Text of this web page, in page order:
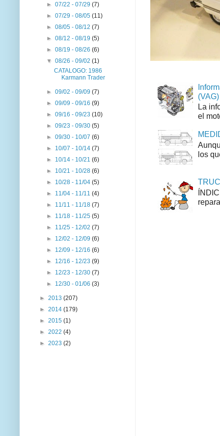
(VAG)
La
el
los
►07/22 - 07/29(7)
►07/29 - 08/05(11)
►08/05 - 08/12(7)
►08/12 - 08/19(5)
►08/19 - 08/26(6)
▼08/26 - 09/02(1)
CATALOGO: 1986
Karmann Trader
►09/02 - 09/09(7)
►09/09 - 09/16(9)
►09/16 - 09/23(10)
►09/23 - 09/30(5)
►09/30 - 10/07(6)
► 10/07 - 10/14(7)
► 10/14 - 10/21(6)
► 10/21 - 10/28(6)
► 10/28 - 11/04(5)
► 11/04 - 11/11(4)
► 11/11 - 11/18(7)
► 11/18 - 11/25(5)
► 11/25 - 12/02(7)
► 12/02 - 12/09(6)
► 12/09 - 12/16(6)
► 12/16 - 12/23(9)
► 12/23 - 12/30(7)
► 12/30 - 01/06(3)
► 2013 (207)
► 2014 (179)
► 2015 (1)
► 2022 (4)
► 2023 (2)